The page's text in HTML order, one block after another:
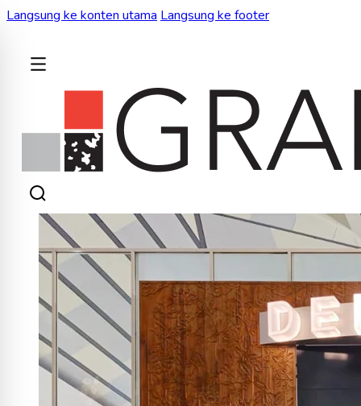
Langsung ke konten utama Langsung ke footer
KEMBALI